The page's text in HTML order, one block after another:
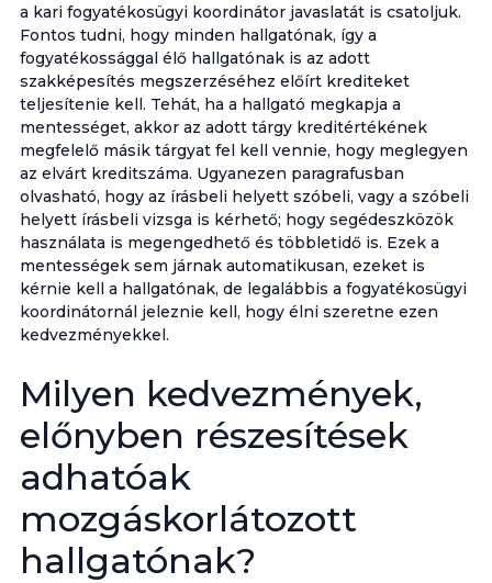
a kari fogyatékosügyi koordinátor javaslatát is csatoljuk.
Fontos tudni, hogy minden hallgatónak, így a
fogyatékossággal élő hallgatónak is az adott
szakképesítés megszerzéséhez előírt krediteket
teljesítenie kell. Tehát, ha a hallgató megkapja a
mentességet, akkor az adott tárgy kreditértékének
megfelelő másik tárgyat fel kell vennie, hogy meglegyen
az elvárt kreditszáma. Ugyanezen paragrafusban
olvasható, hogy az írásbeli helyett szóbeli, vagy a szóbeli
helyett írásbeli vizsga is kérhető; hogy segédeszközök
használata is megengedhető és többletidő is. Ezek a
mentességek sem járnak automatikusan, ezeket is
kérnie kell a hallgatónak, de legalábbis a fogyatékosügyi
koordinátornál jeleznie kell, hogy élni szeretne ezen
kedvezményekkel.
Milyen kedvezmények,
előnyben részesítések
adhatóak
mozgáskorlátozott
hallgatónak?